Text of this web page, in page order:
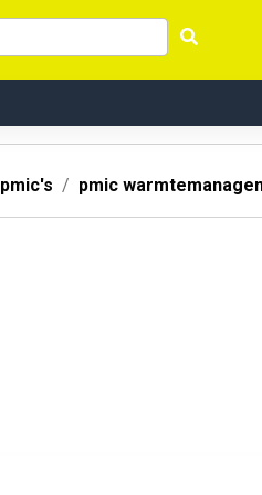
pmic's pmic